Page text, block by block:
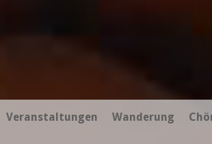
Veranstaltungen Wanderung